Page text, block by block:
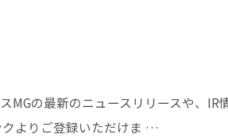
MGの最新のニュースリリースや、IR
よりご登録いただけま …